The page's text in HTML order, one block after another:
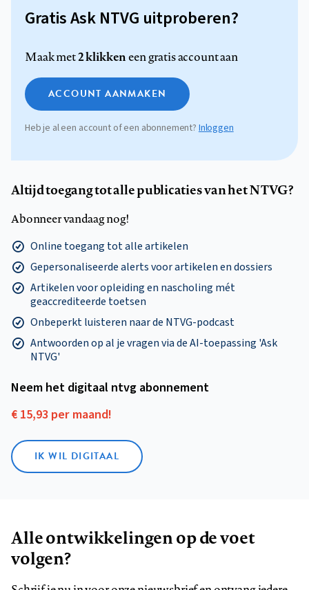
Gratis Ask NTVG uitproberen?
Maak met2 klikkeneen gratis account aan
ACCOUNT AANMAKEN
Heb je al een account of een abonnement?Inloggen
Altijd toegang tot alle publicaties van het NTVG?
Abonneer vandaag nog!
Online toegang tot alle artikelen
Gepersonaliseerde alerts voor artikelen en dossiers
Artikelen voor opleiding en nascholing mét
geaccrediteerde toetsen
Onbeperkt luisteren naar de NTVG-podcast
Antwoorden op al je vragen via de AI-toepassing 'Ask
NTVG'
Neem het digitaal ntvg abonnement
€ 15,93 per maand!
IK WIL DIGITAAL
Alle ontwikkelingen op de voet
volgen?